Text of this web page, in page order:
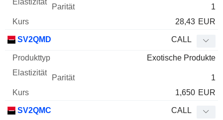
1
28,43 EUR
SV2QMD CALL
Exotische Produkte
1
1,650 EUR
SV2QMC CALL